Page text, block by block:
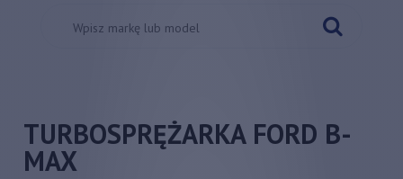
TURBOSPRĘŻARKA FORD B-
MAX